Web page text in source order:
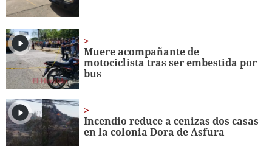
Muere acompañante de
motociclista tras ser embestida por
bus
Incendio reduce a cenizas dos casas
en la colonia Dora de Asfura